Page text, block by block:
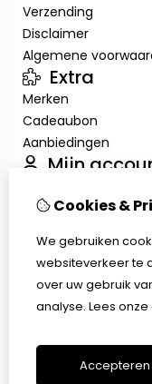
Verzending
Disclaimer
Algemene
Extra
Merken
Cadeaubon
Aanbiedingen
Mijn
Bestelhistorie
Nieuwsbrief
Retourneren
Cookies &
We gebruiken
websiteverkeer te
over uw gebruik
analyse. Lees
Accepteren